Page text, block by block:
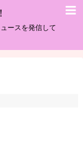
ースを発信して